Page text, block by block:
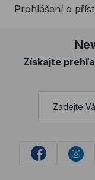
Prohlášení o
Získajte